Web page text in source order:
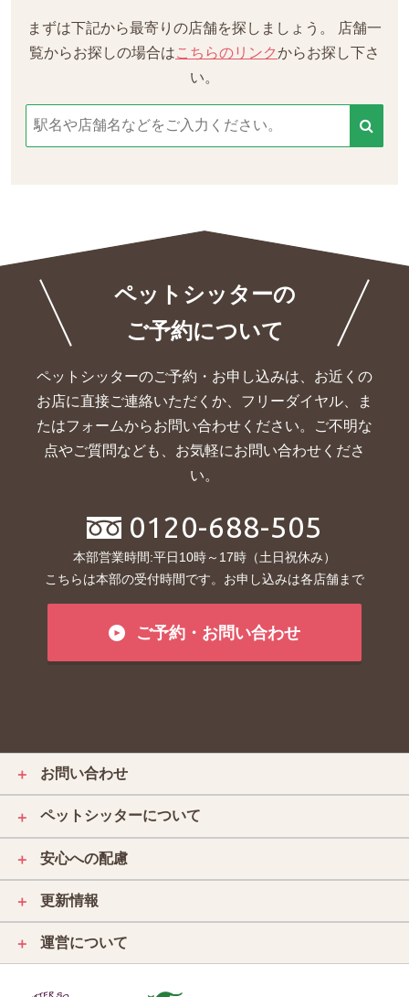
まずは下記から最寄りの店舗を探しましょう。
店舗一
覧からお探しの場合はこちらのリンクからお探し下さ
い。
ペットシッターの
ご予約について
ペットシッターのご予約・お申し込みは、お近くの
お店に直接ご連絡いただくか、 フリーダイヤル、ま
たはフォームからお問い合わせください。ご不明な
点やご質問なども、お気軽にお問い合わせくださ
い。
0120-688-505
本部営業時間:平日10時～17時（土日祝休み）
こちらは本部の受付時間です。お申し込みは各店舗まで
ご予約・お問い合わせ
＋ お問い合わせ
＋ ペットシッターについて
＋ 安心への配慮
＋ 更新情報
＋ 運営について